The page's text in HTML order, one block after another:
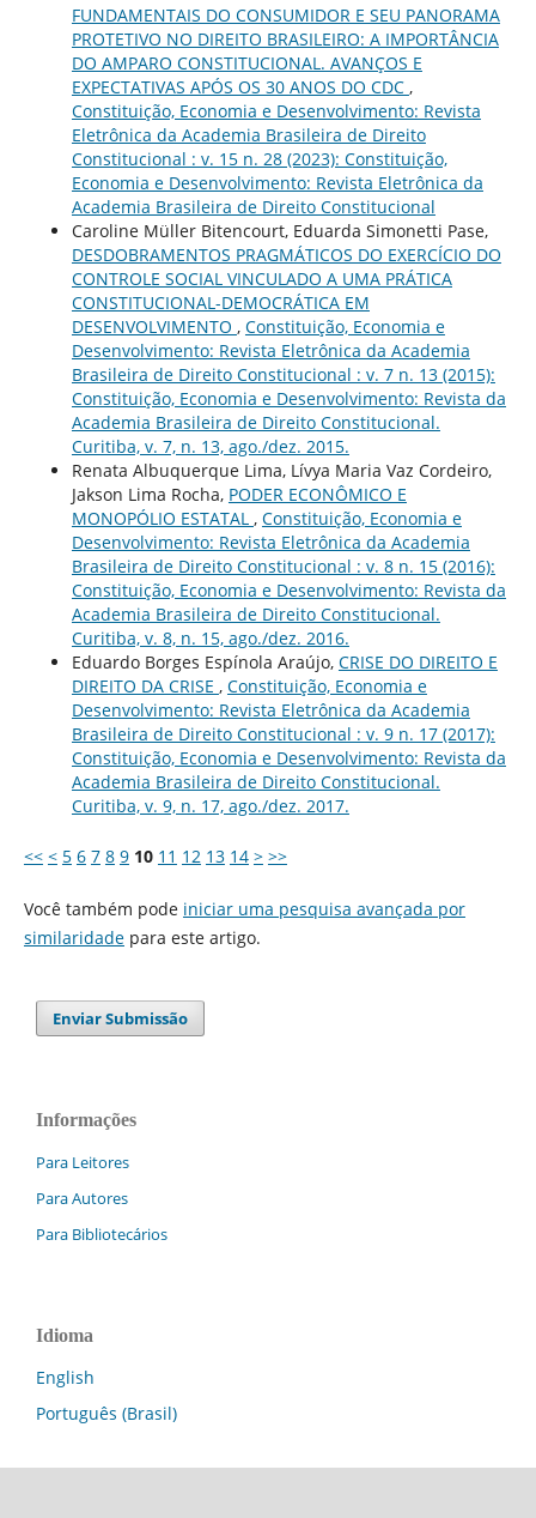
FUNDAMENTAIS DO CONSUMIDOR E SEU PANORAMA
PROTETIVO NO DIREITO BRASILEIRO: A IMPORTÂNCIA
DO AMPARO CONSTITUCIONAL. AVANÇOS E
EXPECTATIVAS APÓS OS 30 ANOS DO CDC ,
Constituição, Economia e Desenvolvimento: Revista
Eletrônica da Academia Brasileira de Direito
Constitucional : v. 15 n. 28 (2023): Constituição,
Economia e Desenvolvimento: Revista Eletrônica da
Academia Brasileira de Direito Constitucional
Caroline Müller Bitencourt, Eduarda Simonetti Pase,
DESDOBRAMENTOS PRAGMÁTICOS DO EXERCÍCIO DO
CONTROLE SOCIAL VINCULADO A UMA PRÁTICA
CONSTITUCIONAL-DEMOCRÁTICA EM
DESENVOLVIMENTO , Constituição, Economia e
Desenvolvimento: Revista Eletrônica da Academia
Brasileira de Direito Constitucional : v. 7 n. 13 (2015):
Constituição, Economia e Desenvolvimento: Revista da
Academia Brasileira de Direito Constitucional.
Curitiba, v. 7, n. 13, ago./dez. 2015.
Renata Albuquerque Lima, Lívya Maria Vaz Cordeiro,
Jakson Lima Rocha, PODER ECONÔMICO E
MONOPÓLIO ESTATAL , Constituição, Economia e
Desenvolvimento: Revista Eletrônica da Academia
Brasileira de Direito Constitucional : v. 8 n. 15 (2016):
Constituição, Economia e Desenvolvimento: Revista da
Academia Brasileira de Direito Constitucional.
Curitiba, v. 8, n. 15, ago./dez. 2016.
Eduardo Borges Espínola Araújo, CRISE DO DIREITO E
DIREITO DA CRISE , Constituição, Economia e
Desenvolvimento: Revista Eletrônica da Academia
Brasileira de Direito Constitucional : v. 9 n. 17 (2017):
Constituição, Economia e Desenvolvimento: Revista da
Academia Brasileira de Direito Constitucional.
Curitiba, v. 9, n. 17, ago./dez. 2017.
<< < 5 6 7 8 9 10 11 12 13 14 > >>
Você também pode iniciar uma pesquisa avançada por
similaridadepara este artigo.
Enviar Submissão
Informações
Para Leitores
Para Autores
Para Bibliotecários
Idioma
English
Português (Brasil)